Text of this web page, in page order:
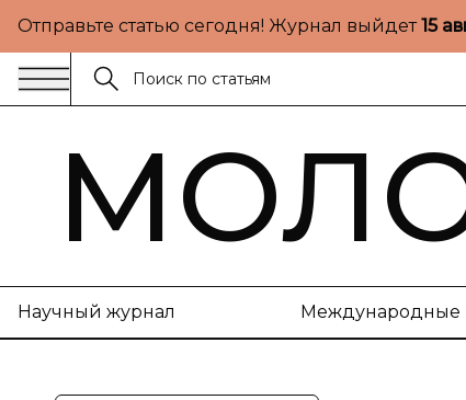
Отправьте статью сегодня! Журнал выйдет15
Научный журнал Международные